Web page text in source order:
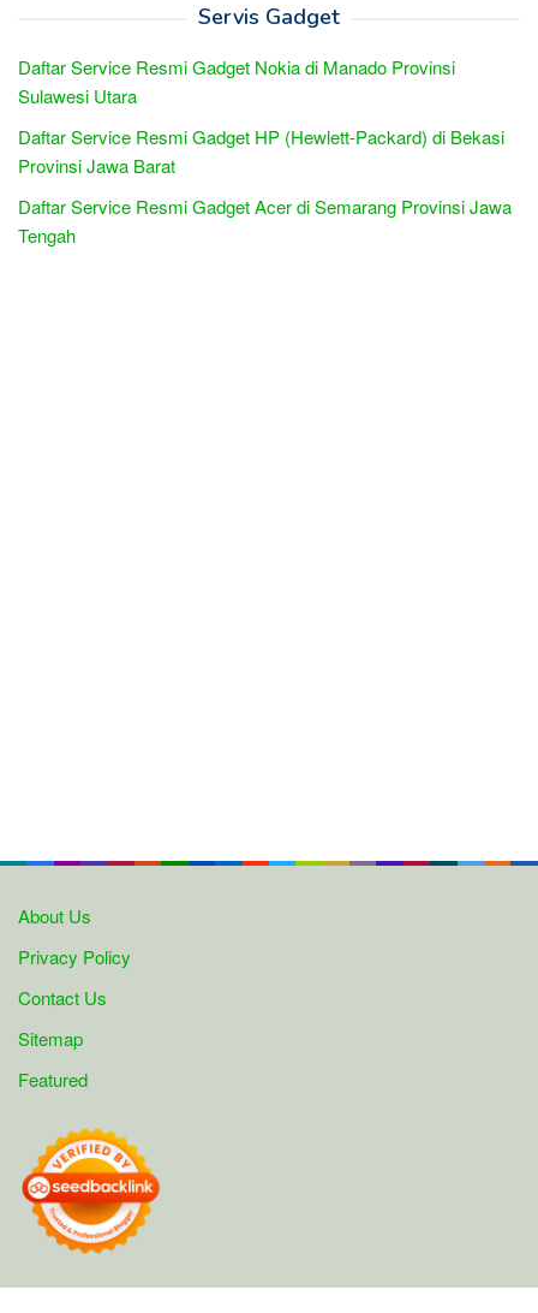
Servis Gadget
Daftar Service Resmi Gadget Nokia di Manado Provinsi
Sulawesi Utara
Daftar Service Resmi Gadget HP (Hewlett-Packard) di Bekasi
Provinsi Jawa Barat
Daftar Service Resmi Gadget Acer di Semarang Provinsi Jawa
Tengah
About Us
Privacy Policy
Contact Us
Sitemap
Featured